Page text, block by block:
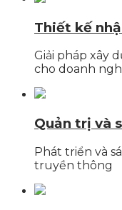
Thiết kế
Giải pháp xây
cho doanh
Quản trị và
Phát triển và
truyền thông